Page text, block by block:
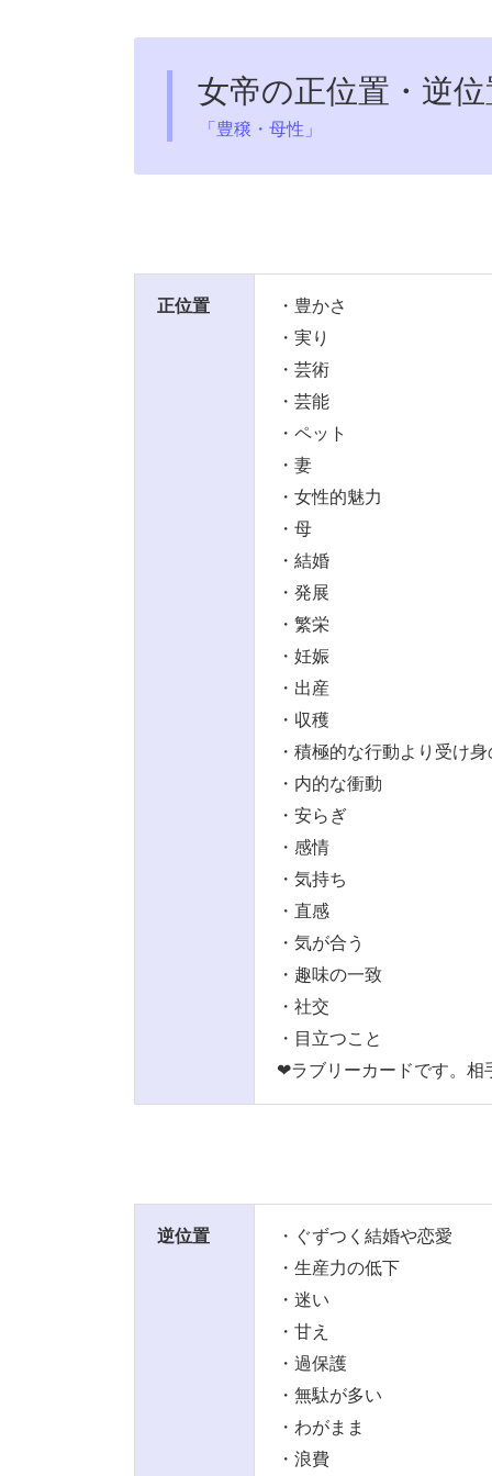
女帝の正位置・逆
「豊穣・母性」
正位置
・豊かさ
・実り
・芸術
・芸能
・ペット
・妻
・女性的魅力
・母
・結婚
・発展
・繁栄
・妊娠
・出産
・収穫
・積極的な行動より受け
・内的な衝動
・安らぎ
・感情
・気持ち
・直感
・気が合う
・趣味の一致
・社交
・目立つこと
❤ラブリーカードです。相
逆位置
・ぐずつく結婚や恋愛
・生産力の低下
・迷い
・甘え
・過保護
・無駄が多い
・わがまま
・浪費